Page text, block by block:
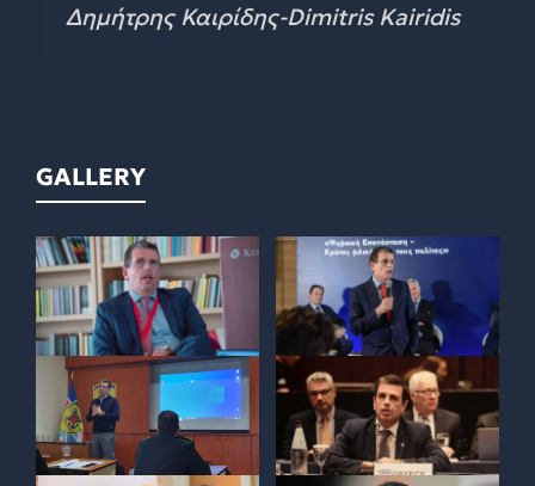
Δημήτρης Καιρίδης-Dimitris Kairidis
GALLERY